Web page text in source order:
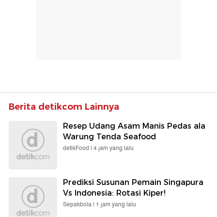
Berita detikcom Lainnya
Resep Udang Asam Manis Pedas ala
Warung Tenda Seafood
detikFood | 4 jam yang lalu
Prediksi Susunan Pemain Singapura
Vs Indonesia: Rotasi Kiper!
Sepakbola | 1 jam yang lalu